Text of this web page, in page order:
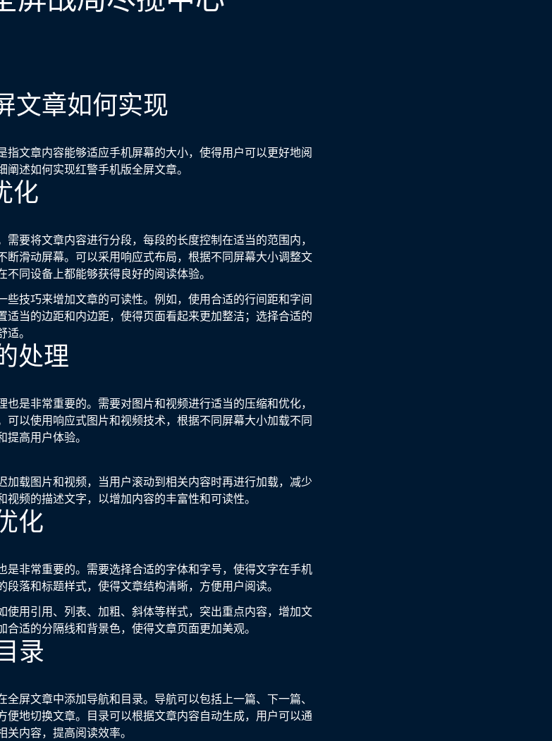
文章如何实现
指文章内容能够适应手机屏幕的大小，使得用户可以更好地阅
述如何实现红警手机版全屏文章。
化
要将文章内容进行分段，每段的长度控制在适当的范围内，
断滑动屏幕。可以采用响应式布局，根据不同屏幕大小调整文
同设备上都能够获得良好的阅读体验。
些技巧来增加文章的可读性。例如，使用合适的行间距和字间
适当的边距和内边距，使得页面看起来更加整洁；选择合适的
。
处理
是非常重要的。需要对图片和视频进行适当的压缩和优化，
可以使用响应式图片和视频技术，根据不同屏幕大小加载不同
高用户体验。
加载图片和视频，当用户滚动到相关内容时再进行加载，减少
频的描述文字，以增加内容的丰富性和可读性。
化
是非常重要的。需要选择合适的字体和字号，使得文字在手机
落和标题样式，使得文章结构清晰，方便用户阅读。
使用引用、列表、加粗、斜体等样式，突出重点内容，增加文
适的分隔线和背景色，使得文章页面更加美观。
录
屏文章中添加导航和目录。导航可以包括上一篇、下一篇、
便地切换文章。目录可以根据文章内容自动生成，用户可以通
内容，提高阅读效率。